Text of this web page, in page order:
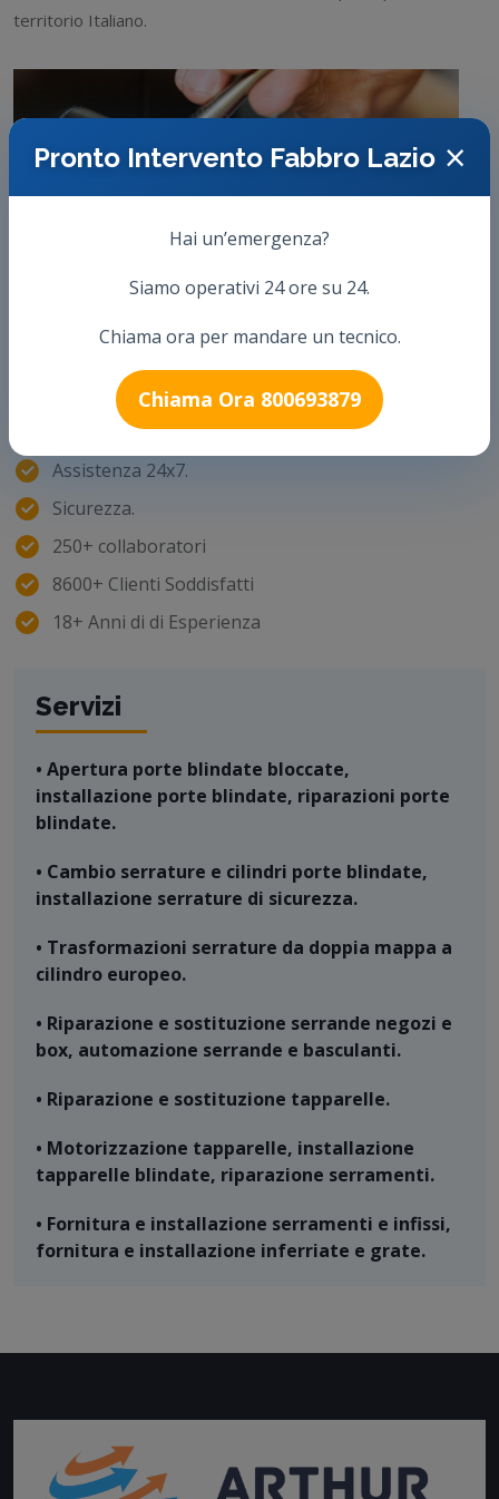
Pronto Intervento Fabbro Lazio ×
Hai un’emergenza?
Siamo operativi 24 ore su 24.
Chiama ora per mandare un tecnico.
Chiama Ora 800693879
territorio Italiano.
Assistenza 24x7.
Sicurezza.
250+ collaboratori
8600+ Clienti Soddisfatti
18+ Anni di di Esperienza
Servizi
• Apertura porte blindate bloccate,
installazione porte blindate, riparazioni porte
blindate.
• Cambio serrature e cilindri porte blindate,
installazione serrature di sicurezza.
• Trasformazioni serrature da doppia mappa a
cilindro europeo.
• Riparazione e sostituzione serrande negozi e
box, automazione serrande e basculanti.
• Riparazione e sostituzione tapparelle.
• Motorizzazione tapparelle, installazione
tapparelle blindate, riparazione serramenti.
• Fornitura e installazione serramenti e infissi,
fornitura e installazione inferriate e grate.